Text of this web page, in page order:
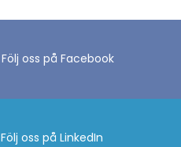
Följ oss på Facebook
Följ oss på LinkedIn